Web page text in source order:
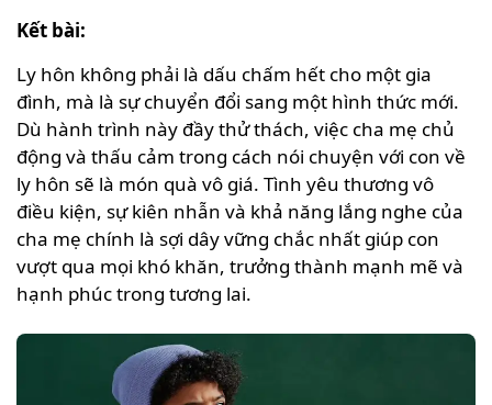
Kết bài:
Ly hôn không phải là dấu chấm hết cho một gia
đình, mà là sự chuyển đổi sang một hình thức mới.
Dù hành trình này đầy thử thách, việc cha mẹ chủ
động và thấu cảm trong cách nói chuyện với con về
ly hôn sẽ là món quà vô giá. Tình yêu thương vô
điều kiện, sự kiên nhẫn và khả năng lắng nghe của
cha mẹ chính là sợi dây vững chắc nhất giúp con
vượt qua mọi khó khăn, trưởng thành mạnh mẽ và
hạnh phúc trong tương lai.